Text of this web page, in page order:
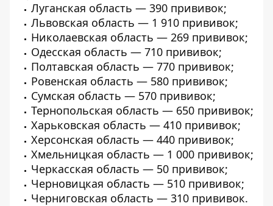
Луганская область — 390 прививок;
Львовская область — 1 910 прививок;
Николаевская область — 269 прививок;
Одесская область — 710 прививок;
Полтавская область — 770 прививок;
Ровенская область — 580 прививок;
Сумская область — 570 прививок;
Тернопольская область — 650 прививок;
Харьковская область — 410 прививок;
Херсонская область — 440 прививок;
Хмельницкая область — 1 000 прививок;
Черкасская область — 50 прививок;
Черновицкая область — 510 прививок;
Черниговская область — 310 прививок.